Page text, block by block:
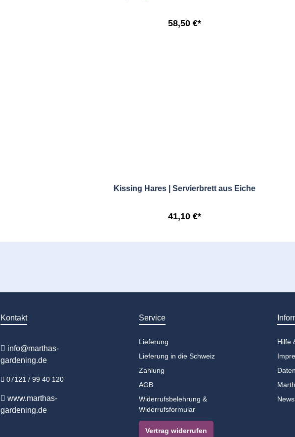
58,50 €*
Kissing Hares | Servierbrett aus Eiche
41,10 €*
Service
Lieferung
Lieferung in die Schweiz
Zahlung
AGB
Widerrufsbelehrung &
Widerrufsformular
Vertrag widerrufen
Hilfe
Kontakt
info@marthas-
gardening.de
07121 / 99 40 120
www.marthas-
gardening.de